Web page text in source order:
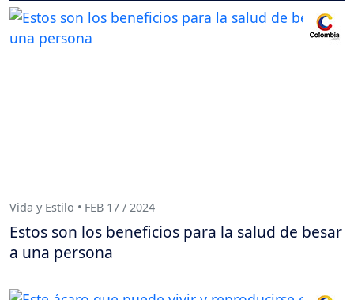
Vida y Estilo • FEB 17 / 2024
Estos son los beneficios para la salud de besar
a una persona